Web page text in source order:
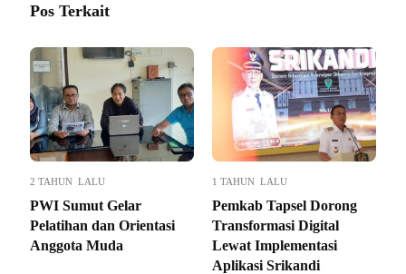
Pos Terkait
2 TAHUN LALU
PWI Sumut Gelar
Pelatihan dan Orientasi
Anggota Muda
1 TAHUN LALU
Pemkab Tapsel Dorong
Transformasi Digital
Lewat Implementasi
Aplikasi Srikandi